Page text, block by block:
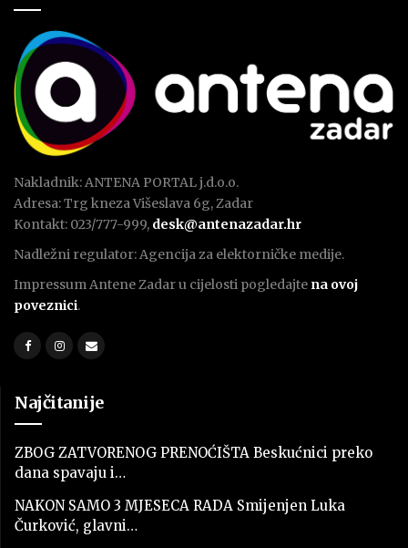
Nakladnik: ANTENA PORTAL j.d.o.o.
Adresa: Trg kneza Višeslava 6g, Zadar
Kontakt: 023/777-999, desk@antenazadar.hr
Nadležni regulator: Agencija za elektorničke medije.
Impressum Antene Zadar u cijelosti pogledajte na ovoj
poveznici.
Najčitanije
ZBOG ZATVORENOG PRENOĆIŠTA Beskućnici preko
dana spavaju i…
NAKON SAMO 3 MJESECA RADA Smijenjen Luka
Čurković, glavni…